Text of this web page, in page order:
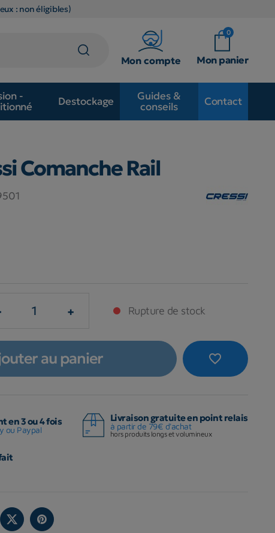
: non éligibles)
Mon compte
0
Mon panier
-
Destockage
Guides &
conseils
Contact
Comanche Rail
+ Rupture de stock
favorite_border
au panier
en 3 ou 4 fois
ou Paypal
Livraison gratuite en point relais
à partir de 79€ d'achat
hors produits longs et volumineux